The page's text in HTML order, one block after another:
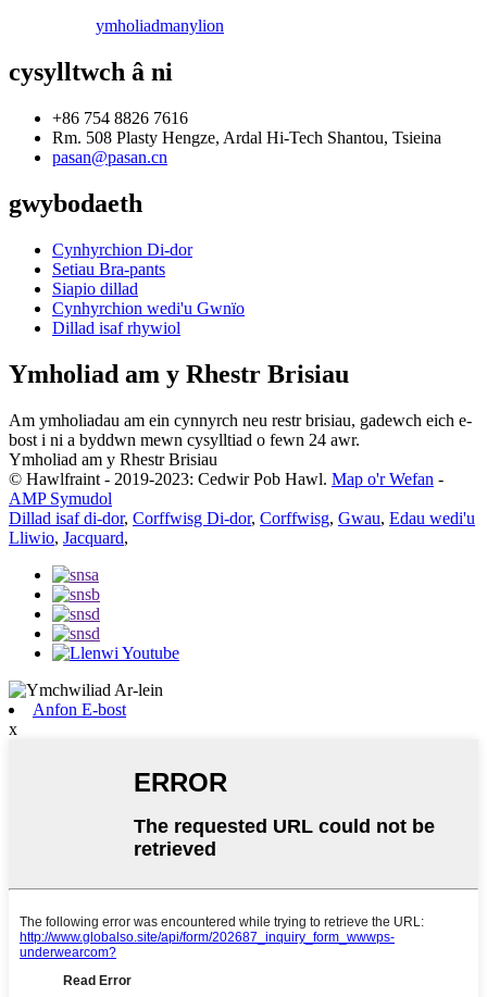
ymholiadmanylion
cysylltwch â ni
+86 754 8826 7616
Rm. 508 Plasty Hengze, Ardal Hi-Tech Shantou, Tsieina
pasan@pasan.cn
gwybodaeth
Cynhyrchion Di-dor
Setiau Bra-pants
Siapio dillad
Cynhyrchion wedi'u Gwnïo
Dillad isaf rhywiol
Ymholiad am y Rhestr Brisiau
Am ymholiadau am ein cynnyrch neu restr brisiau, gadewch eich e-
bost i ni a byddwn mewn cysylltiad o fewn 24 awr.
Ymholiad am y Rhestr Brisiau
© Hawlfraint - 2019-2023: Cedwir Pob Hawl. Map o'r Wefan -
AMP Symudol
Dillad isaf di-dor, Corffwisg Di-dor, Corffwisg, Gwau, Edau wedi'u
Lliwio, Jacquard,
Anfon E-bost
x